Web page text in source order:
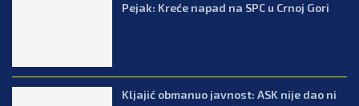
Pejak: Kreće napad na SPC u Crnoj Gori
Kljajić obmanuo javnost: ASK nije dao ni